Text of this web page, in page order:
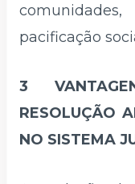
pacificação
3
RESOLUÇÃO
NO SISTEMA